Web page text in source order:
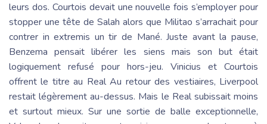
leurs dos. Courtois devait une nouvelle fois s’employer pour
stopper une tête de Salah alors que Militao s’arrachait pour
contrer in extremis un tir de Mané. Juste avant la pause,
Benzema pensait libérer les siens mais son but était
logiquement refusé pour hors-jeu. Vinicius et Courtois
offrent le titre au Real Au retour des vestiaires, Liverpool
restait légèrement au-dessus. Mais le Real subissait moins
et surtout mieux. Sur une sortie de balle exceptionnelle,